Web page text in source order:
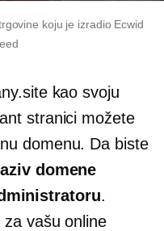
koju je izradio Ecwid
kao svoju
stranici možete
domenu. Da biste
domene
.
vašu online